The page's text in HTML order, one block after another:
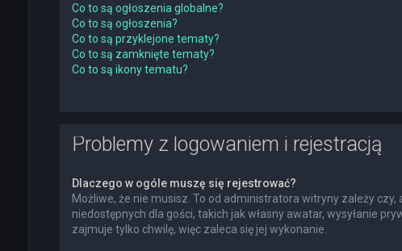
Co to są ogłoszenia globalne?
Co to są ogłoszenia?
Co to są przyklejone tematy?
Co to są zamknięte tematy?
Co to są ikony tematu?
Problemy z logowaniem i rejestracją
Dlaczego w ogóle muszę się rejestrować?
Możliwe, że nie musisz. To od administratora witryny zależy
niedostępnych dla gości, takich jak własny awatar, wysyłanie
zajmuje tylko chwilę, więc zaleca się jej wykonanie.